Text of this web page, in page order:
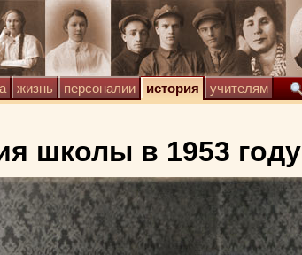
жизнь персоналии история учителям
школы в 1953 году